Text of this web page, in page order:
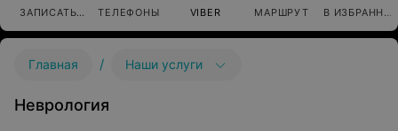
ЗАПИСАТЬСЯ ТЕЛЕФОНЫ VIBER МАРШРУТ В ИЗБРАННОЕ
Главная / Наши услуги
Неврология